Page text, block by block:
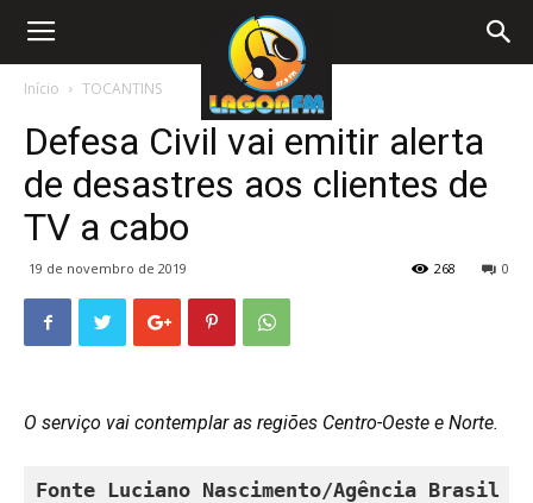
Início TOCANTINS
Defesa Civil vai emitir alerta
de desastres aos clientes de
TV a cabo
19 de novembro de 2019 0
268
O serviço vai contemplar as regiões Centro-Oeste e Norte.
Fonte Luciano Nascimento/Agência Brasil